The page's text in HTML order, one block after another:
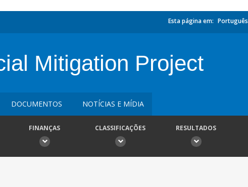
Esta página em: Português
Mitigation Project
DOCUMENTOS NOTÍCIAS E MÍDIA
FINANÇAS CLASSIFICAÇÕES RESULTADOS